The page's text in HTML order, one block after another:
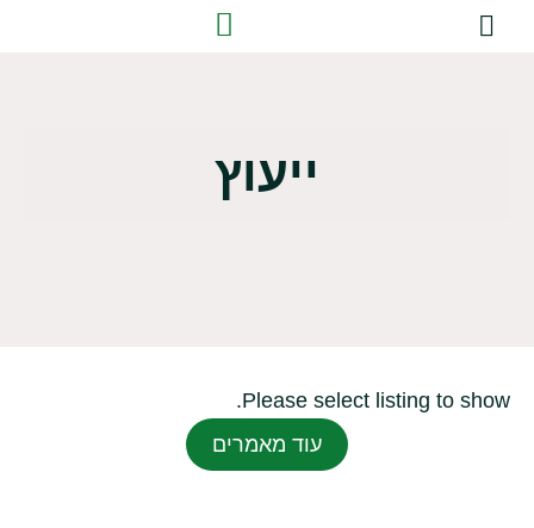
ייעוץ
Please select listing to show.
עוד מאמרים